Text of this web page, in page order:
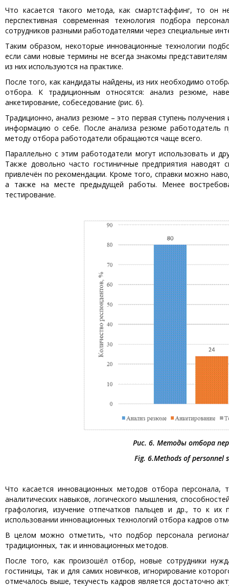
Что касается такого метода, как смартстаффинг, то он
перспективная современная технология подбора
сотрудников разными работодателями через специальные
Таким образом, некоторые инновационные технологии
если сами новые термины не всегда знакомы
из них используются на практике.
После того, как кандидаты найдены, из них необходимо
отбора. К традиционным относятся: анализ резюме,
анкетирование, собеседование (рис. 6).
Традиционно, анализ резюме – это первая ступень
информацию о себе. После анализа резюме работодатель
методу отбора работодатели обращаются чаще всего.
Параллельно с этим работодатели могут использовать и
Также довольно часто гостиничные предприятия наводят
привлечён по рекомендации. Кроме того, справки можно
а также на месте предыдущей работы. Менее
тестирование.
Рис. 6. Методы отбора
Fig. 6.Methods of personnel
Что касается инновационных методов отбора персонала,
аналитических навыков, логического мышления,
графология, изучение отпечатков пальцев и др., то к
использовании инновационных технологий отбора кадров
В целом можно отметить, что подбор персонала
традиционных, так и инновационных методов.
После того, как произошёл отбор, новые сотрудники
гостиницы, так и для самих новичков, игнорирование
отмечалось выше, текучесть кадров является достаточно